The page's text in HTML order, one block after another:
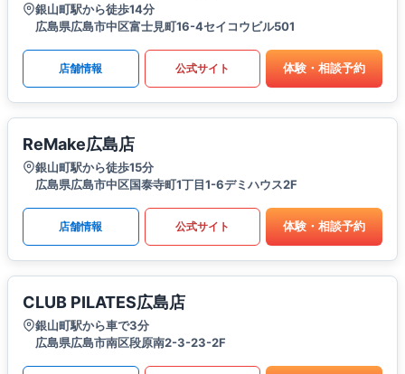
銀山町駅から徒歩14分
広島県広島市中区富士見町16-4セイコウビル501
店舗情報 公式サイト 体験・相談予約
ReMake広島店
銀山町駅から徒歩15分
広島県広島市中区国泰寺町1丁目1-6デミハウス2F
店舗情報 公式サイト 体験・相談予約
CLUB PILATES広島店
銀山町駅から車で3分
広島県広島市南区段原南2-3-23-2F